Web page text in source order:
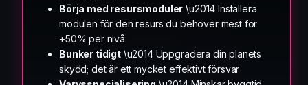
Börja med resursmoduler \u2014 Installera
modulen för den resurs du behöver mest för
+50% per nivå
Bunker tidigt\u2014 Uppgradera din planets
skydd; det är ett mycket effektivt försvar